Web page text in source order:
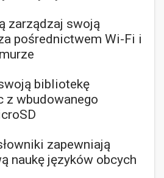
zarządzaj swoją
pośrednictwem Wi-Fi i
bibliotekę
z wbudowanego
zapewniają
naukę języków obcych